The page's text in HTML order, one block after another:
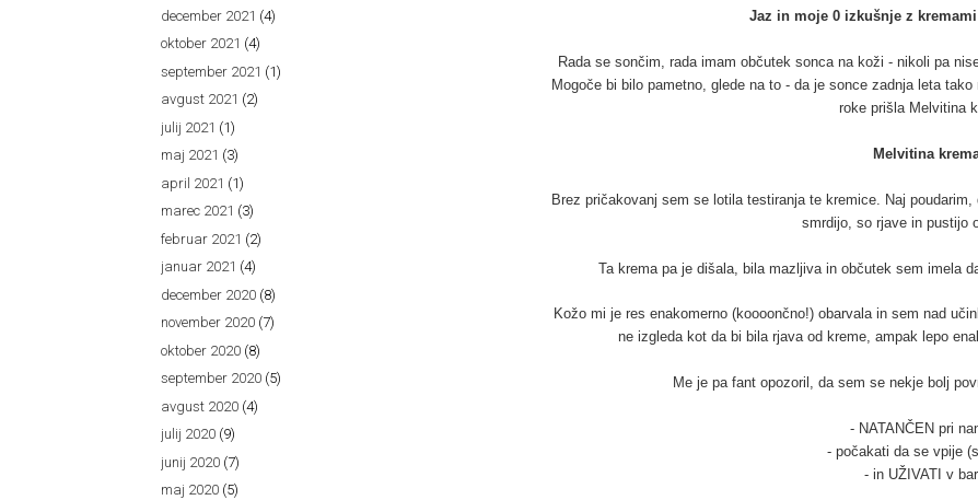
Jaz in moje 0 izkušnje z
Rada se sončim, rada imam občutek sonca na koži - nikoli pa
Mogoče bi bilo pametno, glede na to - da je sonce zadnja leta
roke prišla Melvitina
Melvitina
Brez pričakovanj sem se lotila testiranja te kremice. Naj poudarim,
smrdijo, so rjave in pustijo
Ta krema pa je dišala, bila mazljiva in občutek sem imela
Kožo mi je res enakomerno (koooončno!) obarvala in sem nad
ne izgleda kot da bi bila rjava od kreme, ampak lepo
Me je pa fant opozoril, da sem se nekje bolj
- NATANČEN pri
- počakati da se vpije
- in UŽIVATI v
december 2021 (4)
oktober 2021 (4)
september 2021 (1)
avgust 2021 (2)
julij 2021 (1)
maj 2021 (3)
april 2021 (1)
marec 2021 (3)
februar 2021 (2)
januar 2021 (4)
december 2020 (8)
november 2020 (7)
oktober 2020 (8)
september 2020 (5)
avgust 2020 (4)
julij 2020 (9)
junij 2020 (7)
maj 2020 (5)